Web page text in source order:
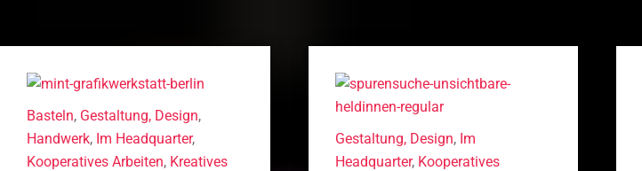
Basteln, Gestaltung, Design,
Handwerk, Im Headquarter,
Kooperatives Arbeiten, Kreatives
Gestaltung, Design, Im
Headquarter, Kooperatives